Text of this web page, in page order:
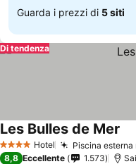
Guarda i prezzi di 5 siti
Di tendenza
4 Stelle Hotel Piscina esterna
Les Bulles de Mer
8,8 Eccellente 1.573